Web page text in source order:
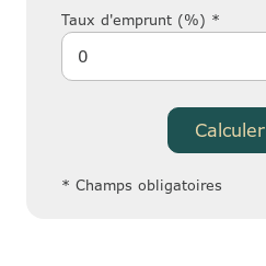
Taux d'emprunt (%) *
Calculer
* Champs obligatoires